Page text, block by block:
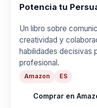
Potencia tu
Un libro sobre
creatividad y
habilidades decisivas
profesional.
Amazon ES
Comprar en